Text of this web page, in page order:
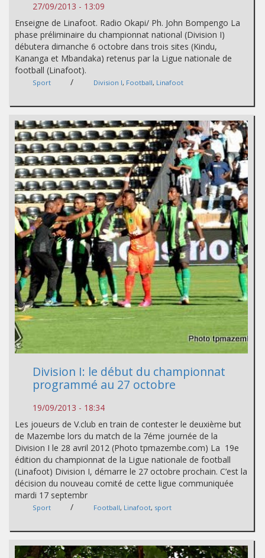
27/09/2013 - 13:09
Enseigne de Linafoot. Radio Okapi/ Ph. John Bompengo La
phase préliminaire du championnat national (Division I)
débutera dimanche 6 octobre dans trois sites (Kindu,
Kananga et Mbandaka) retenus par la Ligue nationale de
football (Linafoot).
Sport / Division I, Football, Linafoot
Division I: le début du championnat
programmé au 27 octobre
19/09/2013 - 18:34
Les joueurs de V.club en train de contester le deuxième but
de Mazembe lors du match de la 7éme journée de la
Division I le 28 avril 2012 (Photo tpmazembe.com) La 19e
édition du championnat de la Ligue nationale de football
(Linafoot) Division I, démarre le 27 octobre prochain. C’est la
décision du nouveau comité de cette ligue communiquée
mardi 17 septembr
Sport / Football, Linafoot, sport